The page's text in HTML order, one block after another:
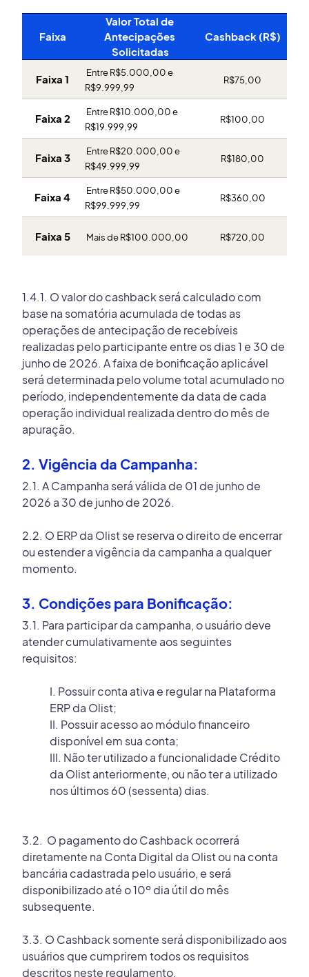
Faixa
Valor Total de
Antecipações
Solicitadas
Cashback (R$)
Faixa 1
R$9.999,99
R$75,00
Faixa 2
R$19.999,99
R$100,00
Faixa 3
R$49.999,99
R$180,00
Faixa 4
R$99.999,99
R$360,00
Faixa 5 Mais de R$100.000,00 R$720,00
1.4.1. O valor do cashback será calculado com
base na somatória acumulada de todas as
operações de antecipação de recebíveis
realizadas pelo participante entre os dias 1 e 30 de
junho de 2026. A faixa de bonificação aplicável
será determinada pelo volume total acumulado no
período, independentemente da data de cada
operação individual realizada dentro do mês de
apuração.
2. Vigência da Campanha:
2.1. A Campanha será válida de 01 de junho de
2026 a 30 de junho de 2026.
2.2. O ERP da Olist se reserva o direito de encerrar
ou estender a vigência da campanha a qualquer
momento​.
3. Condições para Bonificação:
3.1. Para participar da campanha, o usuário deve
atender cumulativamente aos seguintes
requisitos:
I. Possuir conta ativa e regular na Plataforma
ERP da Olist;
II. Possuir acesso ao módulo financeiro
disponível em sua conta;
III. Não ter utilizado a funcionalidade Crédito
da Olist anteriormente, ou não ter a utilizado
nos últimos 60 (sessenta) dias.
3.2. O pagamento do Cashback ocorrerá
diretamente na Conta Digital da Olist ou na conta
bancária cadastrada pelo usuário, e será
disponibilizado até o 10º dia útil do mês
subsequente.
3.3. O Cashback somente será disponibilizado aos
usuários que cumprirem todos os requisitos
descritos neste regulamento.